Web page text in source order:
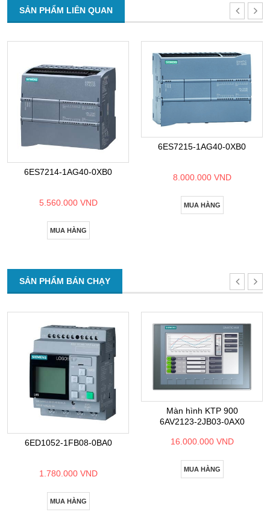
SẢN PHẨM LIÊN QUAN
6ES7214-1AG40-0XB0
5.560.000 VND
MUA HÀNG
6ES7215-1AG40-0XB0
8.000.000 VND
MUA HÀNG
SẢN PHẨM BÁN CHẠY
6ED1052-1FB08-0BA0
1.780.000 VND
MUA HÀNG
Màn hình KTP 900
6AV2123-2JB03-0AX0
16.000.000 VND
MUA HÀNG